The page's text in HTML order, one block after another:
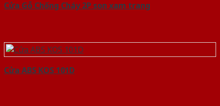
Cửa Gỗ Chống Cháy 2P son xam trang
Cửa ABS KOS 101D